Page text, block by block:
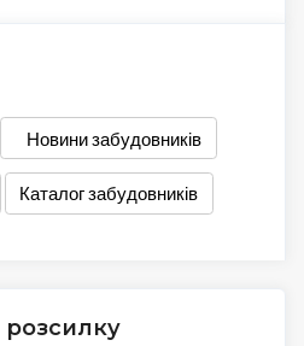
Новини забудовників
Каталог забудовників
розсилку